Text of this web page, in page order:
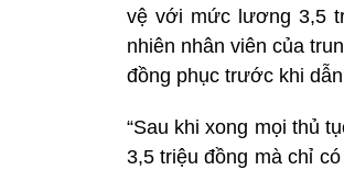
vệ với mức lương 3,5
nhiên nhân viên của
đồng phục trước khi
“Sau khi xong mọi thủ
3,5 triệu đồng mà chỉ